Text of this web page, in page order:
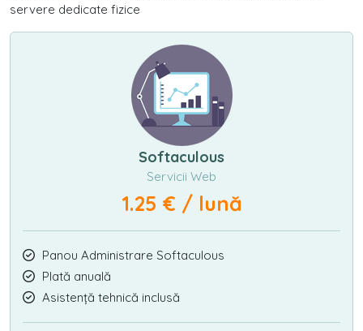
servere dedicate fizice
Softaculous
Servicii Web
1.25 € / lună
Panou Administrare Softaculous
Plată anuală
Asistență tehnică inclusă